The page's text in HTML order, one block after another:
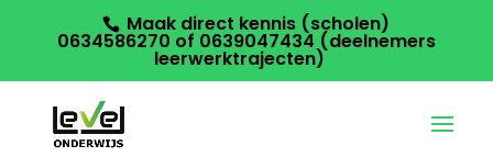
Maak direct kennis (scholen)
0634586270 of 0639047434 (deelnemers
leerwerktrajecten)